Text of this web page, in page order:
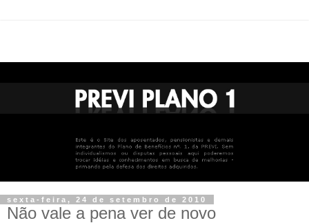
sexta-feira, 24 de setembro de 2010
Não vale a pena ver de novo